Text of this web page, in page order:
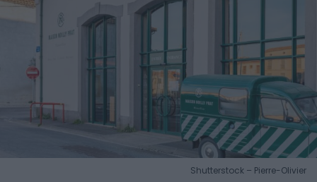
Shutterstock – Pierre-Olivier